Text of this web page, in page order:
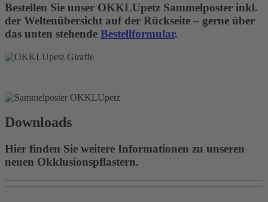
Bestellen Sie unser OKKLUpetz Sammelposter inkl.
der Weltenübersicht auf der Rückseite – gerne über
das unten stehende Bestellformular.
Downloads
Hier finden Sie weitere Informationen zu unseren
neuen Okklusionspflastern.